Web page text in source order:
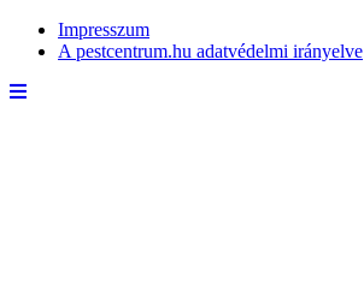
Impresszum
A pestcentrum.hu adatvédelmi irányelve